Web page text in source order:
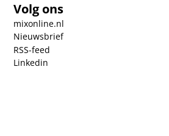
Volg ons
mixonline.nl
Nieuwsbrief
RSS-feed
Linkedin